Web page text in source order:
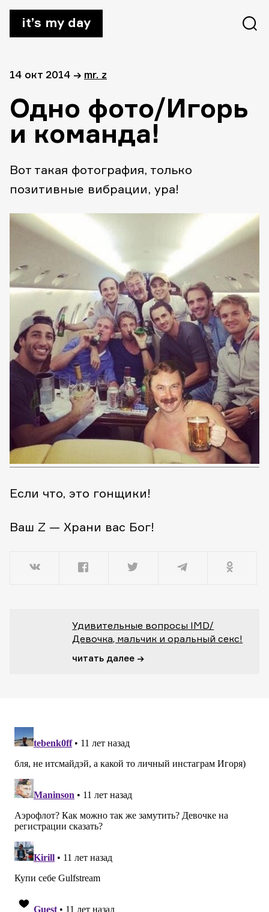
it’s my day
14 окт 2014 → mr. z
Одно фото/Игорь
и команда!
Вот такая фотография, только
позитивные вибрации, ура!
Если что, это гонщики!
Ваш Z — Храни вас Бог!
Удивительные вопросы IMD/
Девочка, мальчик и оральный секс!
читать далее →